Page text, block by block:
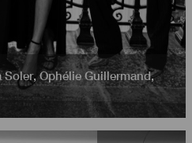
Soler,Ophélie Guillermand,